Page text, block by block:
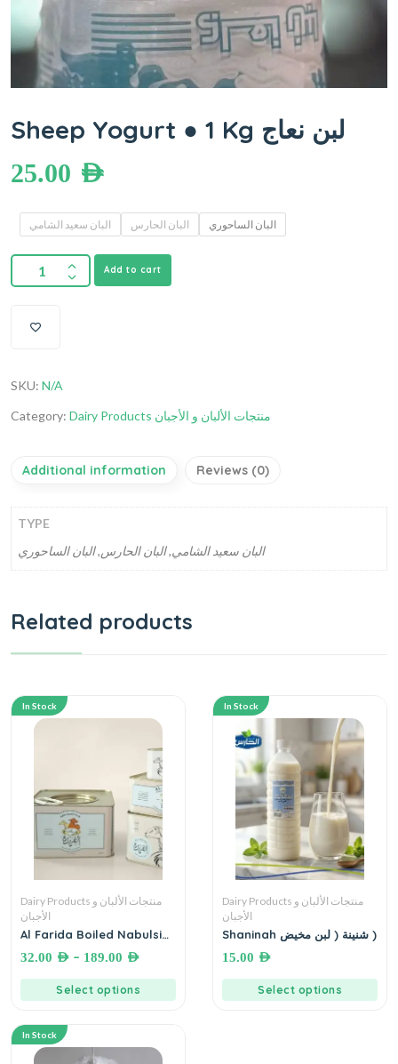
Sheep Yogurt ● 1 Kg لبن نعاج
25.00 AED
البان سعيد الشامي البان الحارس البان الساحوري
Add to cart
SKU: N/A
Category:
Dairy Products منتجات الألبان و الأجبان
Additional information Reviews (0)
TYPE
البان سعيد الشامي, البان الحارس, البان الساحوري
Related products
In Stock
Dairy Products منتجات الألبان و
الأجبان
Al Farida Boiled Nabulsi
الفريدة
32.00 AED – 189.00 AED
Select options
In Stock
Dairy Products منتجات الألبان و
الأجبان
Shaninah شنينة ( لبن مخيض )
15.00 AED
Select options
In Stock